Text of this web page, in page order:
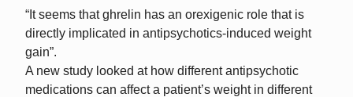
“It seems that ghrelin has an orexigenic role that is
directly implicated in antipsychotics-induced weight
gain”.
A new study looked at how different antipsychotic
medications can affect a patient’s weight in different